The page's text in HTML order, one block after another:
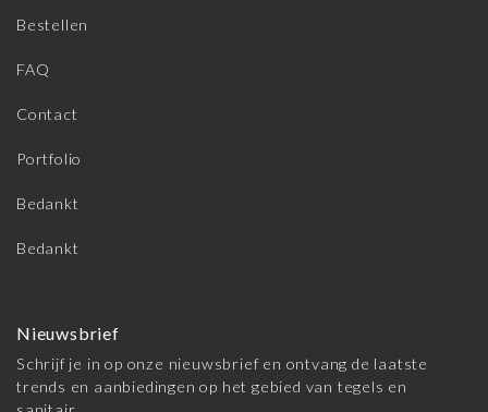
Bestellen
FAQ
Contact
Portfolio
Bedankt
Bedankt
Nieuwsbrief
Schrijf je in op onze nieuwsbrief en ontvang de laatste
trends en aanbiedingen op het gebied van tegels en